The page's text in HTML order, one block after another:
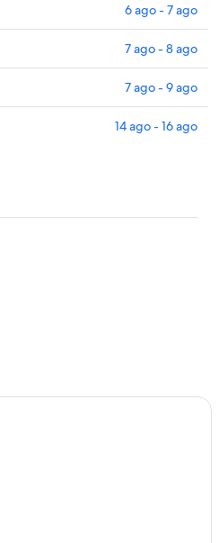
6 ago - 7 ago
7 ago - 8 ago
7 ago - 9 ago
14 ago - 16 ago